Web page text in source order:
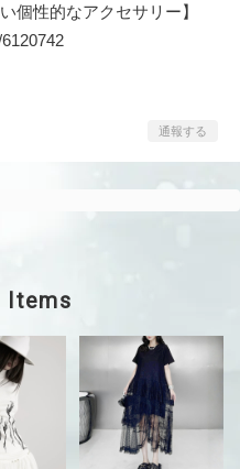
個性的なアクセサリー】
通報する
Items